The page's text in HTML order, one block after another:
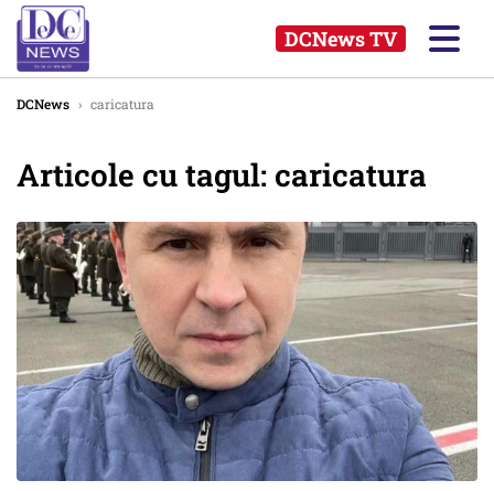
DCNews TV
DCNews › caricatura
Articole cu tagul: caricatura